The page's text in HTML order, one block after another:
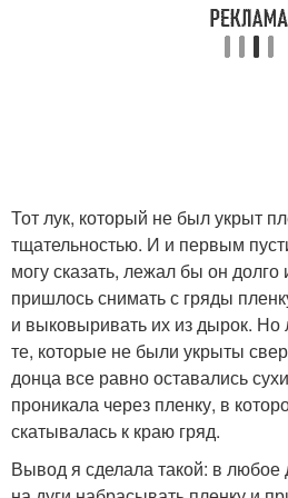
Тот лук, который не был укрыт
тщательностью. И и первым
могу сказать, лежал бы он
пришлось снимать с гряды
и выковыривать их из дырок.
те, которые не были укрыты
донца все равно оставались
проникала через пленку, в
скатывалась к краю гряд.
Вывод я сделала такой: в любое